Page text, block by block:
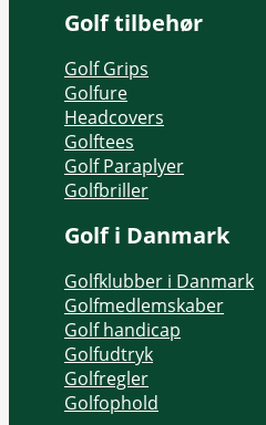
Golf tilbehør
Golf Grips
Golfure
Headcovers
Golftees
Golf Paraplyer
Golfbriller
Golf i Danmark
Golfklubber i Danmark
Golfmedlemskaber
Golf handicap
Golfudtryk
Golfregler
Golfophold